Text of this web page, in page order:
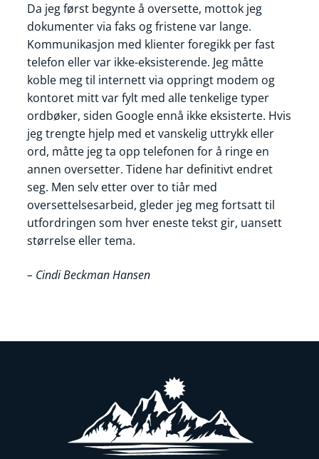
Da jeg først begynte å oversette, mottok jeg
dokumenter via faks og fristene var lange.
Kommunikasjon med klienter foregikk per fast
telefon eller var ikke-eksisterende. Jeg måtte
koble meg til internett via oppringt modem og
kontoret mitt var fylt med alle tenkelige typer
ordbøker, siden Google ennå ikke eksisterte. Hvis
jeg trengte hjelp med et vanskelig uttrykk eller
ord, måtte jeg ta opp telefonen for å ringe en
annen oversetter. Tidene har definitivt endret
seg. Men selv etter over to tiår med
oversettelsesarbeid, gleder jeg meg fortsatt til
utfordringen som hver eneste tekst gir, uansett
størrelse eller tema.
– Cindi Beckman Hansen